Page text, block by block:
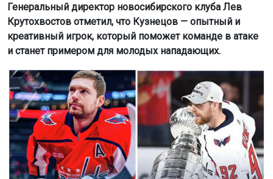
Генеральный директор новосибирского клуба Лев
Крутохвостов отметил, что Кузнецов — опытный и
креативный игрок, который поможет команде в атаке
и станет примером для молодых нападающих.